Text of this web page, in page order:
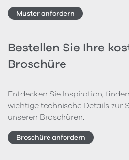
Muster anfordern
Bestellen Sie Ihre
Broschüre
Entdecken Sie Inspiration,
wichtige technische Details zur
unseren Broschüren.
Broschüre anfordern